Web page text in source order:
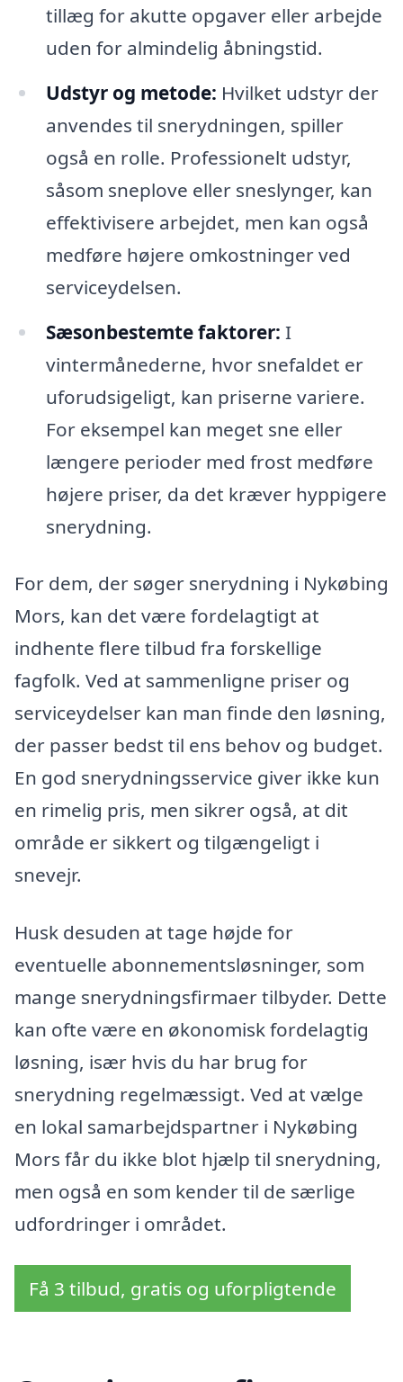
tillæg for akutte opgaver eller arbejde
uden for almindelig åbningstid.
Udstyr og metode: Hvilket udstyr der
anvendes til snerydningen, spiller
også en rolle. Professionelt udstyr,
såsom sneplove eller sneslynger, kan
effektivisere arbejdet, men kan også
medføre højere omkostninger ved
serviceydelsen.
Sæsonbestemte faktorer: I
vintermånederne, hvor snefaldet er
uforudsigeligt, kan priserne variere.
For eksempel kan meget sne eller
længere perioder med frost medføre
højere priser, da det kræver hyppigere
snerydning.
For dem, der søger snerydning i Nykøbing
Mors, kan det være fordelagtigt at
indhente flere tilbud fra forskellige
fagfolk. Ved at sammenligne priser og
serviceydelser kan man finde den løsning,
der passer bedst til ens behov og budget.
En god snerydningsservice giver ikke kun
en rimelig pris, men sikrer også, at dit
område er sikkert og tilgængeligt i
snevejr.
Husk desuden at tage højde for
eventuelle abonnementsløsninger, som
mange snerydningsfirmaer tilbyder. Dette
kan ofte være en økonomisk fordelagtig
løsning, især hvis du har brug for
snerydning regelmæssigt. Ved at vælge
en lokal samarbejdspartner i Nykøbing
Mors får du ikke blot hjælp til snerydning,
men også en som kender til de særlige
udfordringer i området.
Få 3 tilbud, gratis og uforpligtende